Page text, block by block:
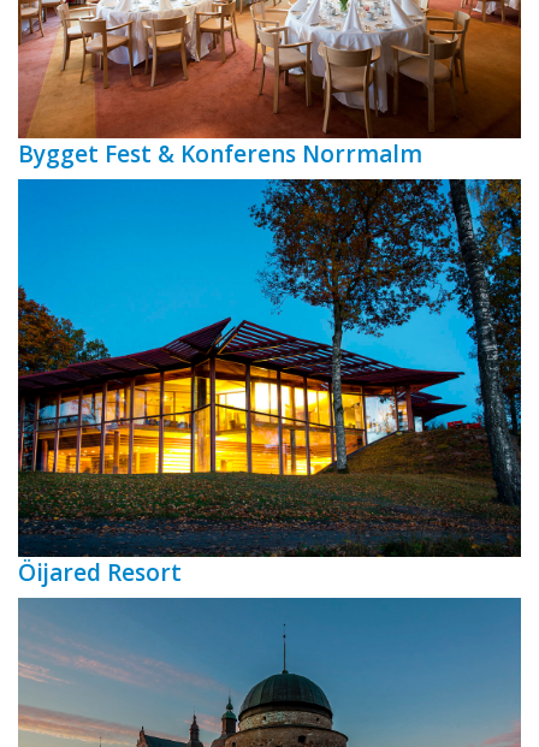
Bygget Fest & Konferens Norrmalm
Öijared Resort